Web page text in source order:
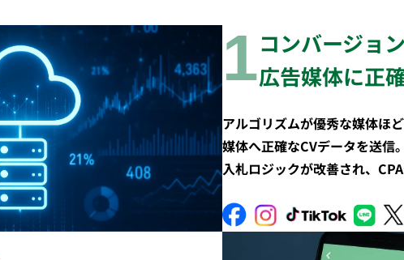
1コンバージョ
広告媒体に正
アルゴリズムが優秀な媒体ほ
媒体へ正確なCVデータを送信
入札ロジックが改善され、